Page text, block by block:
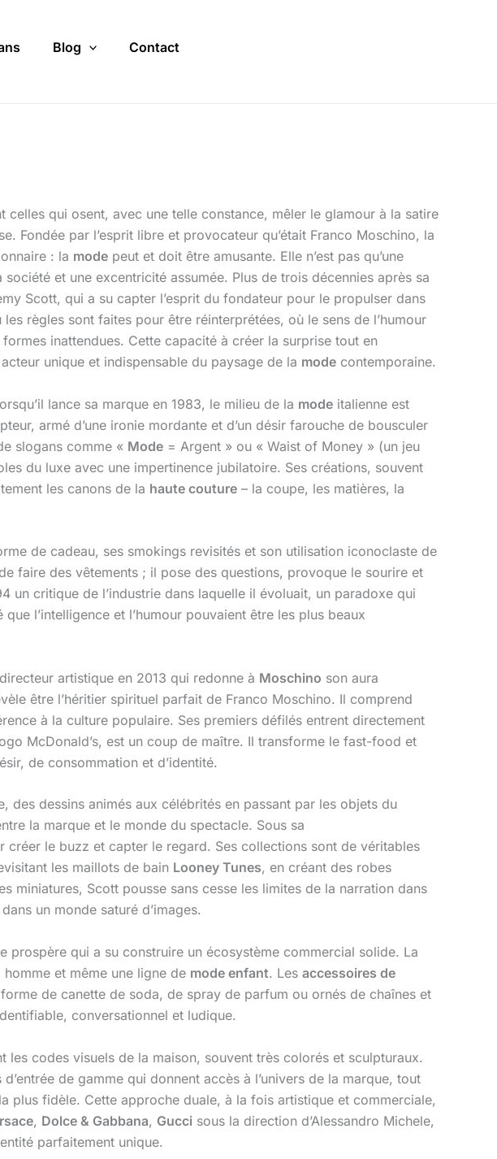
Blog Contact
qui osent, avec une telle constance, mêler le glamour à la satire
Fondée par l’esprit libre et provocateur qu’était Franco Moschino, la
: la mode peut et doit être amusante. Elle n’est pas qu’une
et une excentricité assumée. Plus de trois décennies après sa
Scott, qui a su capter l’esprit du fondateur pour le propulser dans
règles sont faites pour être réinterprétées, où le sens de l’humour
inattendues. Cette capacité à créer la surprise tout en
unique et indispensable du paysage de la mode contemporaine.
lance sa marque en 1983, le milieu de la mode italienne est
armé d’une ironie mordante et d’un désir farouche de bousculer
slogans comme « Mode = Argent » ou « Waist of Money » (un jeu
du luxe avec une impertinence jubilatoire. Ses créations, souvent
les canons de la haute couture – la coupe, les matières, la
de cadeau, ses smokings revisités et son utilisation iconoclaste de
faire des vêtements ; il pose des questions, provoque le sourire et
un critique de l’industrie dans laquelle il évoluait, un paradoxe qui
que l’intelligence et l’humour pouvaient être les plus beaux
artistique en 2013 qui redonne à Moschino son aura
être l’héritier spirituel parfait de Franco Moschino. Il comprend
à la culture populaire. Ses premiers défilés entrent directement
McDonald’s, est un coup de maître. Il transforme le fast-food et
de consommation et d’identité.
dessins animés aux célébrités en passant par les objets du
la marque et le monde du spectacle. Sous sa
créer le buzz et capter le regard. Ses collections sont de véritables
les maillots de bain Looney Tunes, en créant des robes
miniatures, Scott pousse sans cesse les limites de la narration dans
un monde saturé d’images.
prospère qui a su construire un écosystème commercial solide. La
et même une ligne de mode enfant. Les accessoires de
de canette de soda, de spray de parfum ou ornés de chaînes et
conversationnel et ludique.
codes visuels de la maison, souvent très colorés et sculpturaux.
de gamme qui donnent accès à l’univers de la marque, tout
plus fidèle. Cette approche duale, à la fois artistique et commerciale,
, Dolce & Gabbana, Gucci sous la direction d’Alessandro Michele,
parfaitement unique.